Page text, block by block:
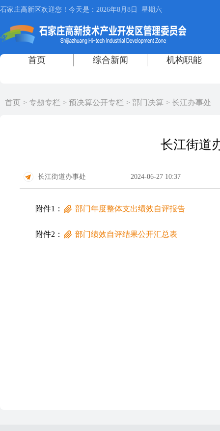
首页 > 专题专栏 > 预决算公开专栏 > 部门决算 > 长江办事处
长江街道
长江街道办事处 2024-06-27 10:37
附件1： 部门年度整体支出绩效自评报告
附件2： 部门绩效自评结果公开汇总表